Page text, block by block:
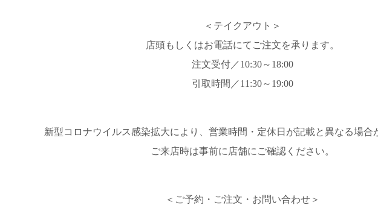
＜テイクアウト＞
店頭もしくはお電話にてご注文を承ります。
注文受付／10:30～18:00
引取時間／11:30～19:00
新型コロナウイルス感染拡大により、営業時間・定休日が記載と異なる場合
ご来店時は事前に店舗にご確認ください。
＜ご予約・ご注文・お問い合わせ＞